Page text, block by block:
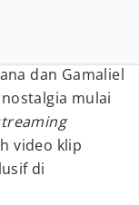
dan Gamaliel
mulai
video klip
di